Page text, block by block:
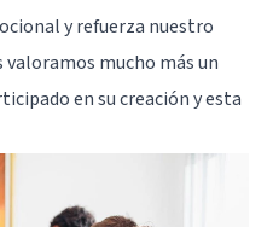
y refuerza nuestro
mucho más un
en su creación y esta